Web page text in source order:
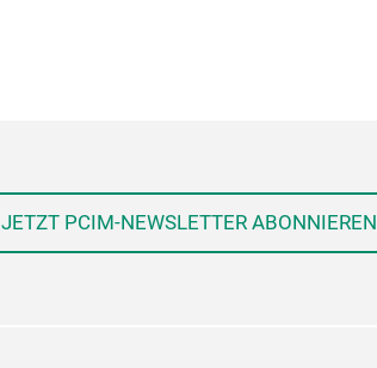
JETZT PCIM-NEWSLETTER ABONNIEREN